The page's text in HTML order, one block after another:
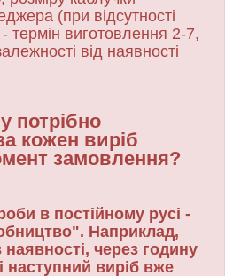
(при відсутності
- термін виготовлення 2-7,
від наявності
потрібно
кожен виріб
замовлення?
в постійному русі -
Наприклад,
наявності, через годину
наступний виріб вже